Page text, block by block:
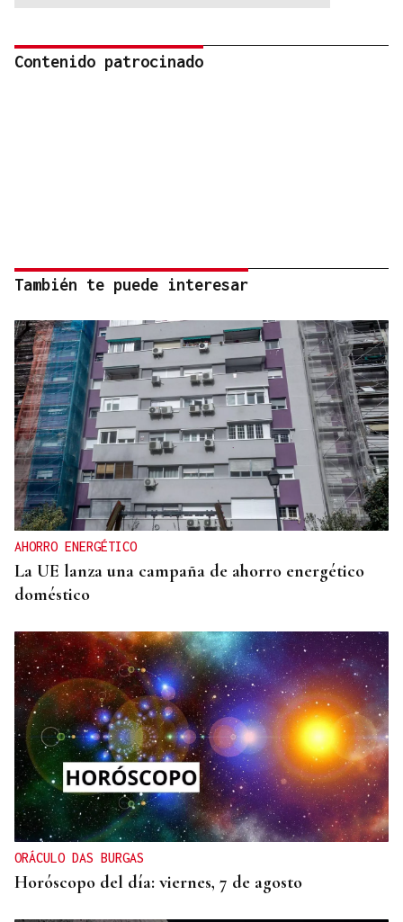
Contenido patrocinado
También te puede interesar
AHORRO ENERGÉTICO
La UE lanza una campaña de ahorro energético
doméstico
ORÁCULO DAS BURGAS
Horóscopo del día: viernes, 7 de agosto